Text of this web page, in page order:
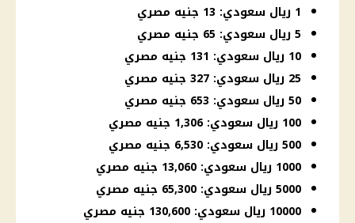
1 ريال سعودي: 13 جنيه مصري
5 ريال سعودي: 65 جنيه مصري
10 ريال سعودي: 131 جنيه مصري
25 ريال سعودي: 327 جنيه مصري
50 ريال سعودي: 653 جنيه مصري
100 ريال سعودي: 1,306 جنيه مصري
500 ريال سعودي: 6,530 جنيه مصري
1000 ريال سعودي: 13,060 جنيه مصري
5000 ريال سعودي: 65,300 جنيه مصري
10000 ريال سعودي: 130,600 جنيه مصري